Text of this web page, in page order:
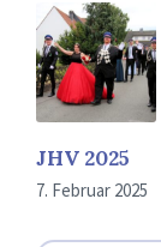
JHV 2025
7. Februar 2025